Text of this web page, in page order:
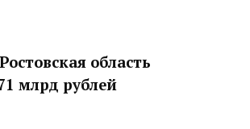
область
млрд руб‍лей